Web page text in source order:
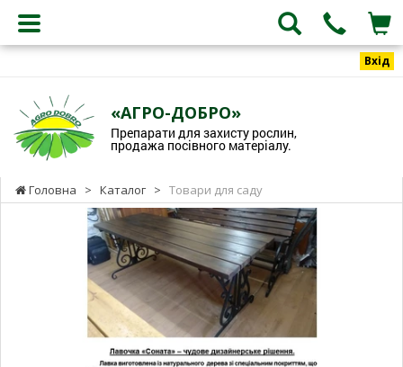
Вхід
«АГРО-ДОБРО»
Препарати для захисту рослин,
продажа посівного матеріалу.
Головна > Каталог > Товари для саду